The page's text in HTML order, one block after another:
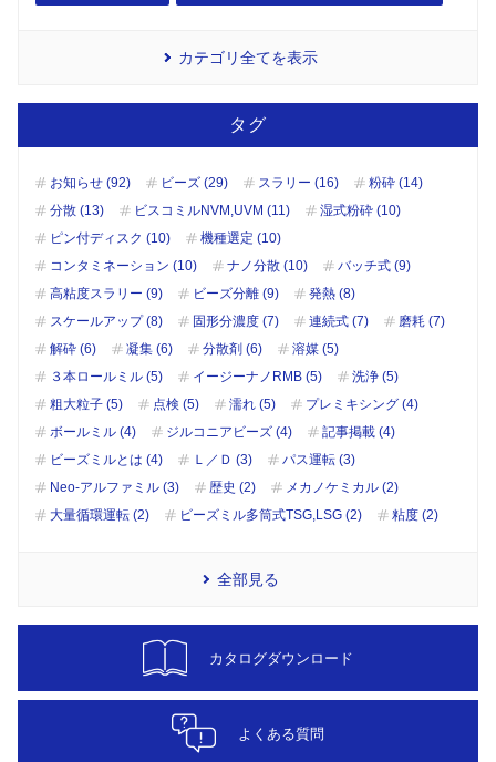
カテゴリ全てを表示
タグ
お知らせ (92) ビーズ (29) スラリー (16)
粉砕 (14)
分散 (13)
ビスコミルNVM,UVM (11)
湿式粉砕 (10)
ピン付ディスク (10)
機種選定 (10)
コンタミネーション (10)
ナノ分散 (10)
バッチ式 (9)
高粘度スラリー (9)
ビーズ分離 (9)
発熱 (8)
スケールアップ (8)
固形分濃度 (7) 連続式 (7)
磨耗 (7)
解砕 (6)
凝集 (6) 分散剤 (6)
溶媒 (5)
３本ロールミル (5)
イージーナノRMB (5)
洗浄 (5)
粗大粒子 (5)
点検 (5) 濡れ (5)
プレミキシング (4)
ボールミル (4)
ジルコニアビーズ (4)
記事掲載 (4)
ビーズミルとは (4)
Ｌ／Ｄ (3)
パス運転 (3)
Neo-アルファミル (3)
歴史 (2)
メカノケミカル (2)
大量循環運転 (2)
ビーズミル多筒式TSG,LSG (2) 粘度 (2)
全部見る
カタログダウンロード
よくある質問